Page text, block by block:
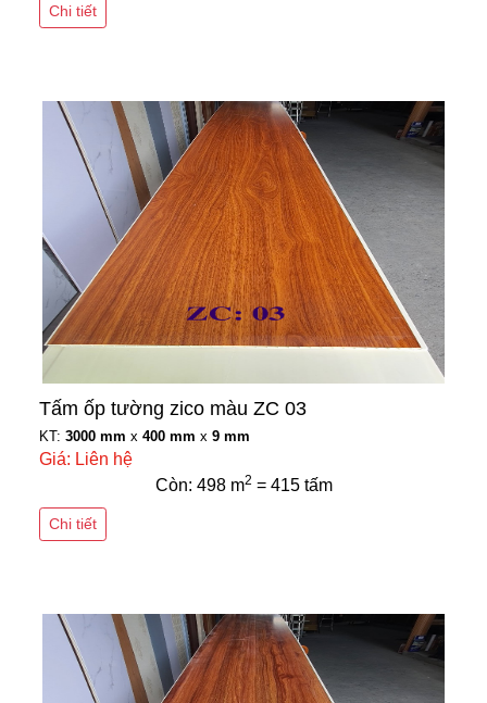
Chi tiết
Tấm ốp tường zico màu ZC 03
KT: 3000 mm x 400 mm x 9 mm
Giá: Liên hệ
Còn: 498 m2 = 415 tấm
Chi tiết